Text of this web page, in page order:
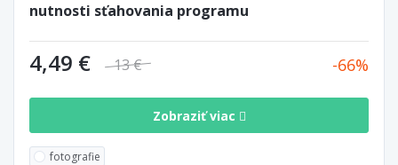
nutnosti sťahovania programu
4,49 € 13 € 66
Zobraziť viac
fotografie